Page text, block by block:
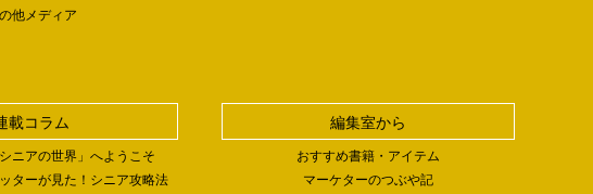
他メディア
載コラム
ニアの世界」へようこそ
ターが見た！シニア攻略法
編集室から
おすすめ書籍・アイテム
マーケターのつぶや記